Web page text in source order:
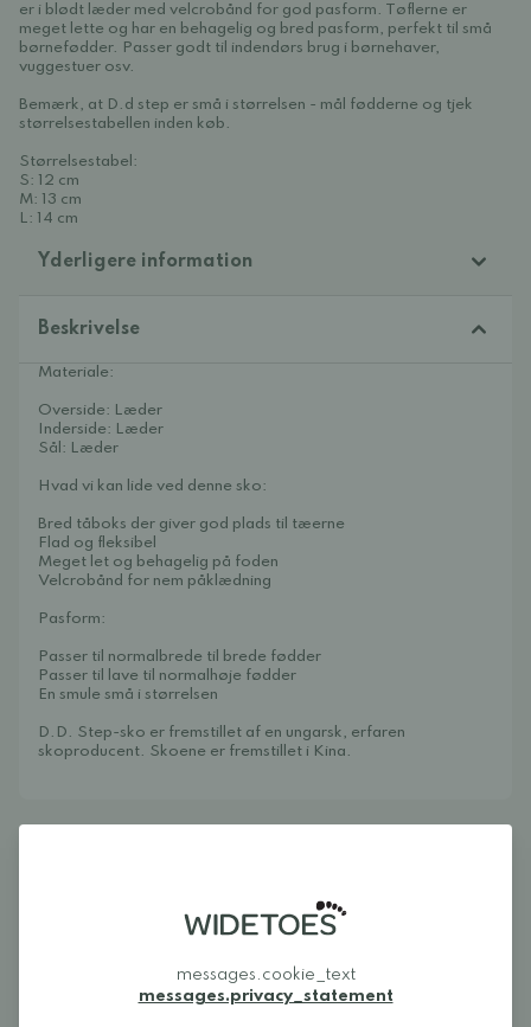
er i blødt læder med velcrobånd for god pasform. Tøflerne er
meget lette og har en behagelig og bred pasform, perfekt til små
børnefødder. Passer godt til indendørs brug i børnehaver,
vuggestuer osv.
Bemærk, at D.d step er små i størrelsen - mål fødderne og tjek
størrelsestabellen inden køb.
Størrelsestabel:
S: 12 cm
M: 13 cm
L: 14 cm
Yderligere information
Beskrivelse
Materiale:
Overside: Læder
Inderside: Læder
Sål: Læder
Hvad vi kan lide ved denne sko:
Bred tåboks der giver god plads til tæerne
Flad og fleksibel
Meget let og behagelig på foden
Velcrobånd for nem påklædning
Pasform:
Passer til normalbrede til brede fødder
Passer til lave til normalhøje fødder
En smule små i størrelsen
D.D. Step-sko er fremstillet af en ungarsk, erfaren
skoproducent. Skoene er fremstillet i Kina.
Log ind og bedøm produktet
messages.cookie_text
messages.privacy_statement